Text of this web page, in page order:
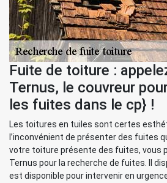
Fuite de toiture :
Ternus, le couvreur
les fuites dans le cp} !
Les toitures en tuiles sont certes
l’inconvénient de présenter des fuites
votre toiture présente des fuites, vous
Ternus pour la recherche de fuites. Il
est disponible pour intervenir en